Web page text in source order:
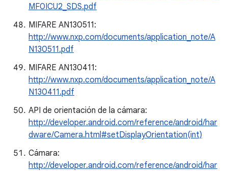
MF0ICU2_SDS.pdf
MIFARE AN130511:
http://www.nxp.com/documents/application_note/A
N130511.pdf
MIFARE AN130411:
http://www.nxp.com/documents/application_note/A
N130411.pdf
API de orientación de la cámara:
http://developer.android.com/reference/android/har
dware/Camera.html#setDisplayOrientation(int)
Cámara:
http://developer.android.com/reference/android/har